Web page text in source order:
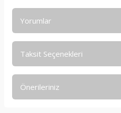
Yorumlar
Taksit Seçenekleri
Önerileriniz